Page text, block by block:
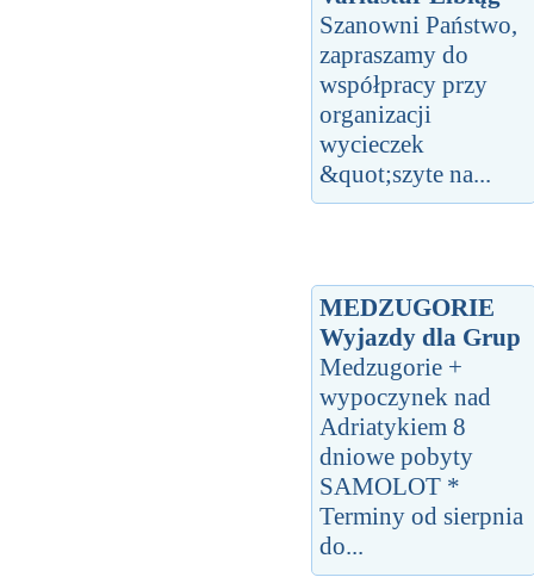
Szanowni Państwo,
zapraszamy do
współpracy przy
organizacji
wycieczek
&quot;szyte na...
MEDZUGORIE
Wyjazdy dla Grup
Medzugorie +
wypoczynek nad
Adriatykiem 8
dniowe pobyty
SAMOLOT *
Terminy od sierpnia
do...